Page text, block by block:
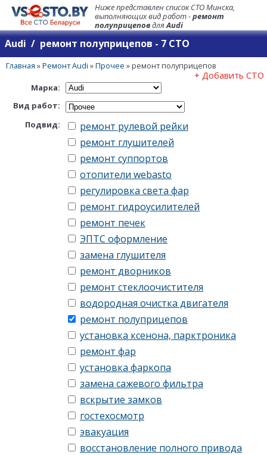
Ниже представлен список СТО Минска,
выполняющих вид работ -ремонт
полуприцеповдляAudi
Audi / ремонт полуприцепов - 7 СТО
Главная »Ремонт Audi »Прочее »ремонт полуприцепов
+ Добавить СТО
Марка:
Вид работ:
Подвид:
ремонт рулевой рейки
ремонт глушителей
ремонт суппортов
отопители webasto
регулировка света фар
ремонт гидроусилителей
ремонт печек
ЭПТС оформление
замена глушителя
ремонт дворников
ремонт стеклоочистителя
водородная очистка двигателя
ремонт полуприцепов
установка ксенона, парктроника
ремонт фар
установка фаркопа
замена сажевого фильтра
вскрытие замков
гостехосмотр
эвакуация
восстановление полного привода